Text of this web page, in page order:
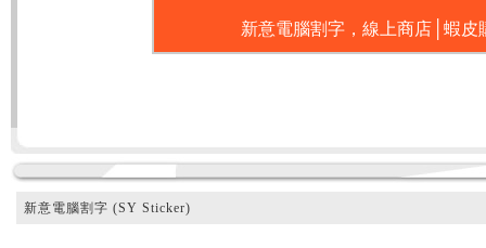
新意電腦割字，線上商店│蝦皮
新意電腦割字 (SY Sticker)